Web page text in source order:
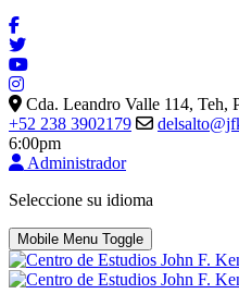
Cda. Leandro Valle 114, Teh,
+52 238 3902179
6:00pm
Administrador
Seleccione su idioma
Mobile Menu Toggle